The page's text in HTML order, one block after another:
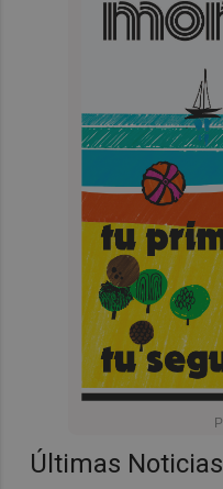
Últimas Noticias